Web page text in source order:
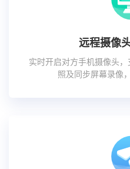
远程摄像
实时开启对方手机摄像头
照及同步屏幕录像